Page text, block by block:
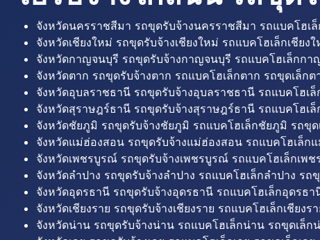
จังหวัดนครราชสีมา รถขุดรับจ้างนครราชสีมา รถแบคโฮ
จังหวัดเชียงใหม่ รถขุดรับจ้างเชียงใหม่ รถแบคโฮเล็กเชีย
จังหวัดกาญจนบุรี รถขุดรับจ้างกาญจนบุรี รถแบคโฮเล็กก
จังหวัดตาก รถขุดรับจ้างตาก รถแบคโฮเล็กตาก รถขุดเล็ก
จังหวัดอุบลราชธานี รถขุดรับจ้างอุบลราชธานี รถแบคโฮ
จังหวัดสุราษฎร์ธานี รถขุดรับจ้างสุราษฎร์ธานี รถแบคโฮ
จังหวัดชัยภูมิ รถขุดรับจ้างชัยภูมิ รถแบคโฮเล็กชัยภูมิ รถขุ
จังหวัดแม่ฮ่องสอน รถขุดรับจ้างแม่ฮ่องสอน รถแบคโฮเล็
จังหวัดเพชรบูรณ์ รถขุดรับจ้างเพชรบูรณ์ รถแบคโฮเล็กเ
จังหวัดลำปาง รถขุดรับจ้างลำปาง รถแบคโฮเล็กลำปาง ร
จังหวัดอุดรธานี รถขุดรับจ้างอุดรธานี รถแบคโฮเล็กอุดรธ
จังหวัดเชียงราย รถขุดรับจ้างเชียงราย รถแบคโฮเล็กเชียง
จังหวัดน่าน รถขุดรับจ้างน่าน รถแบคโฮเล็กน่าน รถขุดเล็